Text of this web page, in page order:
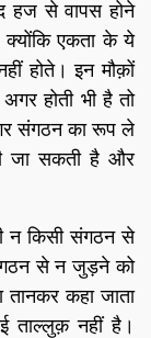
हज से वापस होने
क्योंकि एकता के ये
होते। इन मौक़ों
होती भी है तो
संगठन का रूप ले
जा सकती है और
न किसी संगठन से
से न जुड़ने को
कहा जाता
ताल्लुक़ नहीं है।